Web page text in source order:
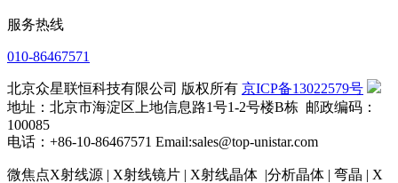
服务热线
010-86467571
北京众星联恒科技有限公司 版权所有 京ICP备13022579号
地址：北京市海淀区上地信息路1号1-2号楼B栋 邮政编码：
100085
电话：+86-10-86467571 Email:sales@top-unistar.com
微焦点X射线源 | X射线镜片 | X射线晶体 |分析晶体 | 弯晶 | X